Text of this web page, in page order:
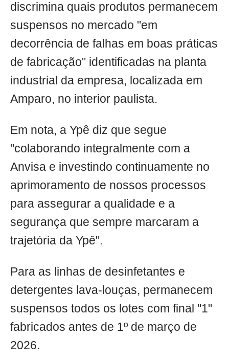
discrimina quais produtos permanecem
suspensos no mercado "em
decorrência de falhas em boas práticas
de fabricação" identificadas na planta
industrial da empresa, localizada em
Amparo, no interior paulista.
Em nota, a Ypê diz que segue
"colaborando integralmente com a
Anvisa e investindo continuamente no
aprimoramento de nossos processos
para assegurar a qualidade e a
segurança que sempre marcaram a
trajetória da Ypê".
Para as linhas de desinfetantes e
detergentes lava-louças, permanecem
suspensos todos os lotes com final "1"
fabricados antes de 1º de março de
2026.